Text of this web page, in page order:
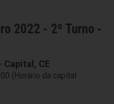
2022 - 2º Turno -
CE
(Horário da capital